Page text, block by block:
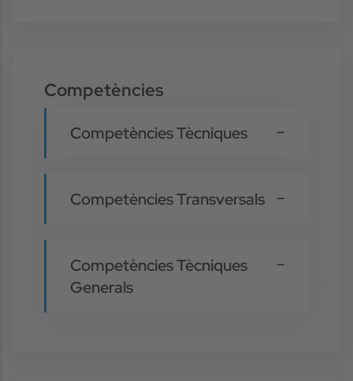
Competències
Competències Tècniques
Competències Transversals
Competències Tècniques
Generals